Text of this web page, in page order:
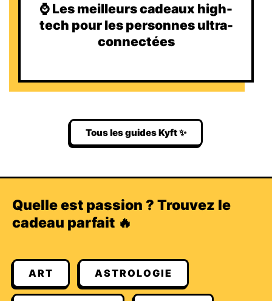
⌚️ Les meilleurs cadeaux high-
tech pour les personnes ultra-
connectées
Tous les guides Kyft ✨
Quelle est passion ? Trouvez le
cadeau parfait 🔥
ART ASTROLOGIE